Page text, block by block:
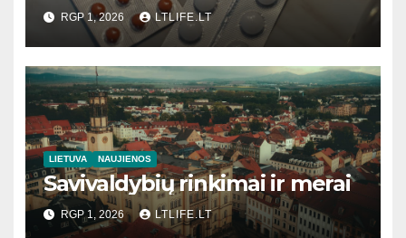
RGP 1, 2026 LTLIFE.LT
LIETUVA NAUJIENOS
Savivaldybių rinkimai ir merai
RGP 1, 2026 LTLIFE.LT